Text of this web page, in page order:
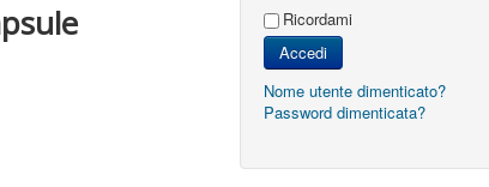
Ricordami
Accedi
Nome utente dimenticato?
Password dimenticata?